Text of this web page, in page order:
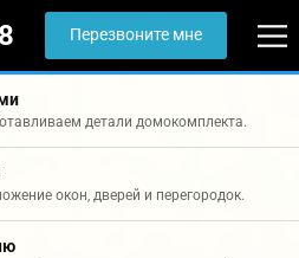
Перезвоните мне
детали домокомплекта.
окон, дверей и перегородок.